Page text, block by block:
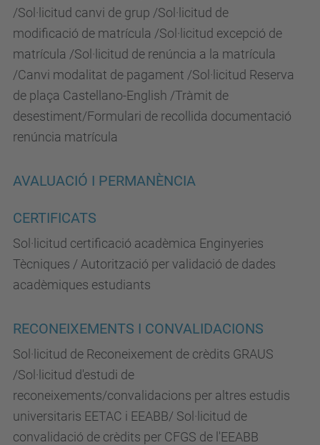
/Sol·licitud canvi de grup /Sol·licitud de
modificació de matrícula /Sol·licitud excepció de
matrícula /Sol·licitud de renúncia a la matrícula
/Canvi modalitat de pagament /Sol·licitud Reserva
de plaça Castellano-English /Tràmit de
desestiment/Formulari de recollida documentació
renúncia matrícula
AVALUACIÓ I PERMANÈNCIA
CERTIFICATS
Sol·licitud certificació acadèmica Enginyeries
Tècniques / Autorització per validació de dades
acadèmiques estudiants
RECONEIXEMENTS I CONVALIDACIONS
Sol·licitud de Reconeixement de crèdits GRAUS
/Sol·licitud d'estudi de
reconeixements/convalidacions per altres estudis
universitaris EETAC i EEABB/ Sol·licitud de
convalidació de crèdits per CFGS de l'EEABB